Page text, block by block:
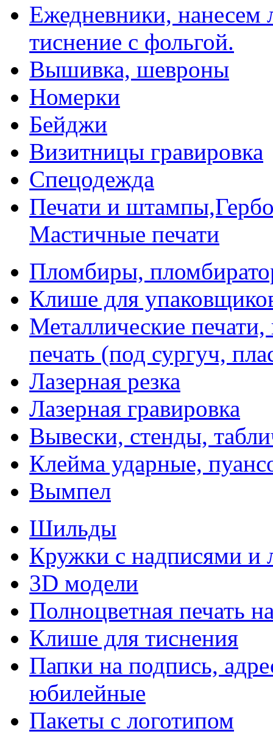
Ежедневники, нанесем
тиснение с фольгой.
Вышивка, шевроны
Номерки
Бейджи
Визитницы гравировка
Спецодежда
Печати и
Мастичные печати
Пломбиры,
Клише для
Металлические
печать (под сургуч,
Лазерная резка
Лазерная гравировка
Вывески, стенды,
Клейма ударные,
Вымпел
Шильды
Кружки с надписями и
3D модели
Полноцветная печать
Клише для тиснения
Папки на подпись,
юбилейные
Пакеты с логотипом